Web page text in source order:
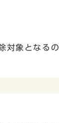
象となるの